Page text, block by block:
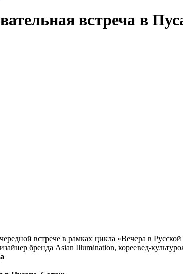
встреча в
встрече в рамках цикла «Вечера в
бренда Asian Illumination, кореевед-